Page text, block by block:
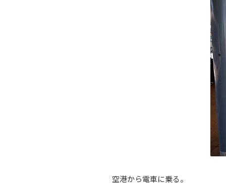
空港から電車に乗る。